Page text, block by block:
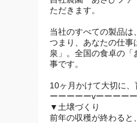
ただきます。
当社のすべての製品は
つまり、あなたの仕事
泉」。全国の食卓の
事です。
10ヶ月かけて大切に、
ーーーーーvーーーー
▼土壌づくり
前年の収穫が終わると